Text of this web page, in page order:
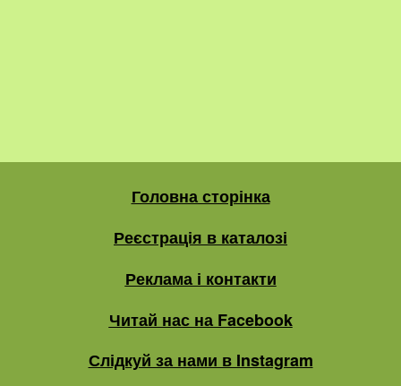
Головна сторінка
Реєстрація в каталозі
Реклама і контакти
Читай нас на Facebook
Слідкуй за нами в Instagram